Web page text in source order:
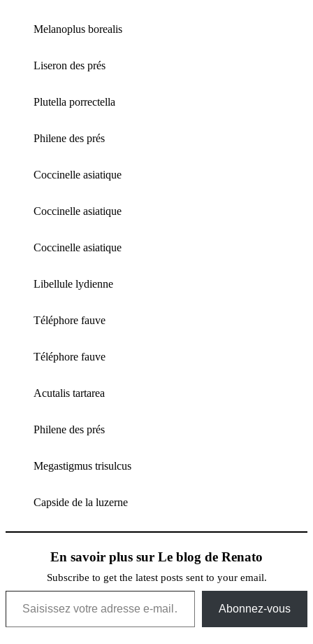
Melanoplus borealis
Liseron des prés
Plutella porrectella
Philene des prés
Coccinelle asiatique
Coccinelle asiatique
Coccinelle asiatique
Libellule lydienne
Téléphore fauve
Téléphore fauve
Acutalis tartarea
Philene des prés
Megastigmus trisulcus
Capside de la luzerne
En savoir plus sur Le blog de Renato
Subscribe to get the latest posts sent to your email.
Saisissez votre adresse e-mail…
Abonnez-vous